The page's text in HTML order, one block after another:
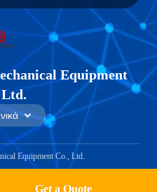
Equipment
Equipment Co., Ltd.
Get a Quote